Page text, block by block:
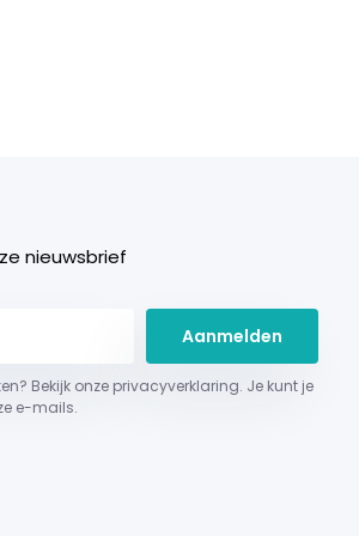
nieuwsbrief
Aanmelden
Bekijk onze privacyverklaring. Je kunt je
e-mails.